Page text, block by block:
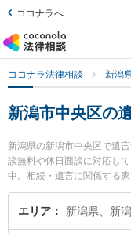
ココナラへ
ココナラ法律相談 新潟
新潟市中央区の
新潟県の新潟市中央区で遺
談無料や休日面談に対応し
中。相続・遺言に関係する
の細かな分野での絞り込み
事務所の細野 希弁護士や虎
エリア 新潟県、新